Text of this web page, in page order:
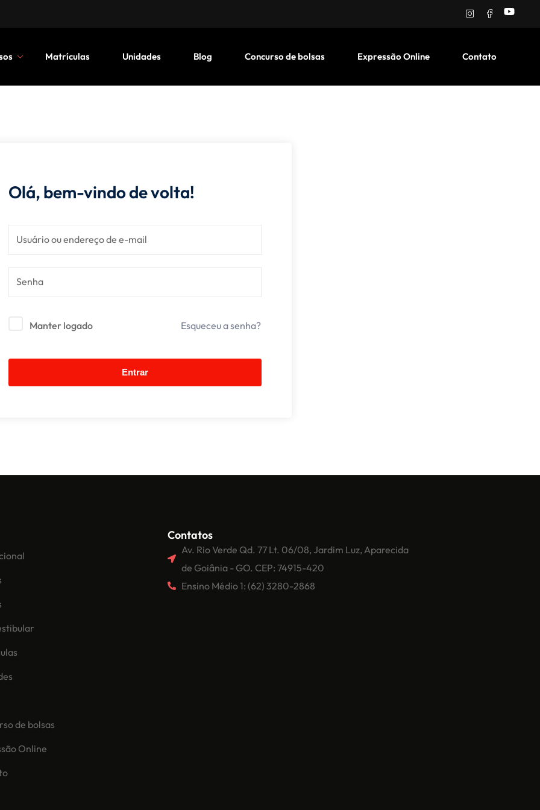
Matrículas Unidades Blog Concurso de bolsas Expressão Online Contato
Olá, bem-vindo de volta!
Manter logado Esqueceu a senha?
Entrar
de bolsas
Online
Contatos
Av. Rio Verde Qd. 77 Lt. 06/08, Jardim Luz, Aparecida
de Goiânia - GO. CEP: 74915-420
Ensino Médio 1: (62) 3280-2868